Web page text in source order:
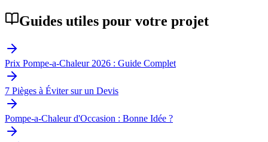
Guides utiles pour votre projet
Prix Pompe-a-Chaleur 2026 : Guide Complet
7 Pièges à Éviter sur un Devis
Pompe-a-Chaleur d'Occasion : Bonne Idée ?